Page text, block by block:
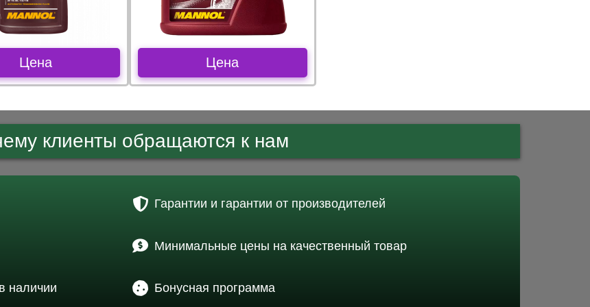
Цена Цена
клиенты обращаются к нам
наличии
Гарантии и гарантии от производителей
Минимальные цены на качественный товар
Бонусная программа